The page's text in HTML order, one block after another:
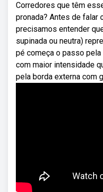
Corredores que têm
pronada? Antes de falar
precisamos entender
supinada ou neutra)
pé começa o passo pela
com maior intensidade
pela borda externa com